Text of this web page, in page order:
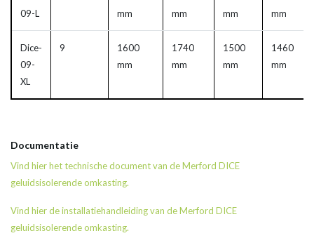
09-L
mm
mm
mm
mm
Dice-
09-
XL
9
1600
mm
1740
mm
1500
mm
1460
mm
Documentatie
Vind hier het technische document van de Merford DICE
geluidsisolerende omkasting.
Vind hier de installatiehandleiding van de Merford DICE
geluidsisolerende omkasting.